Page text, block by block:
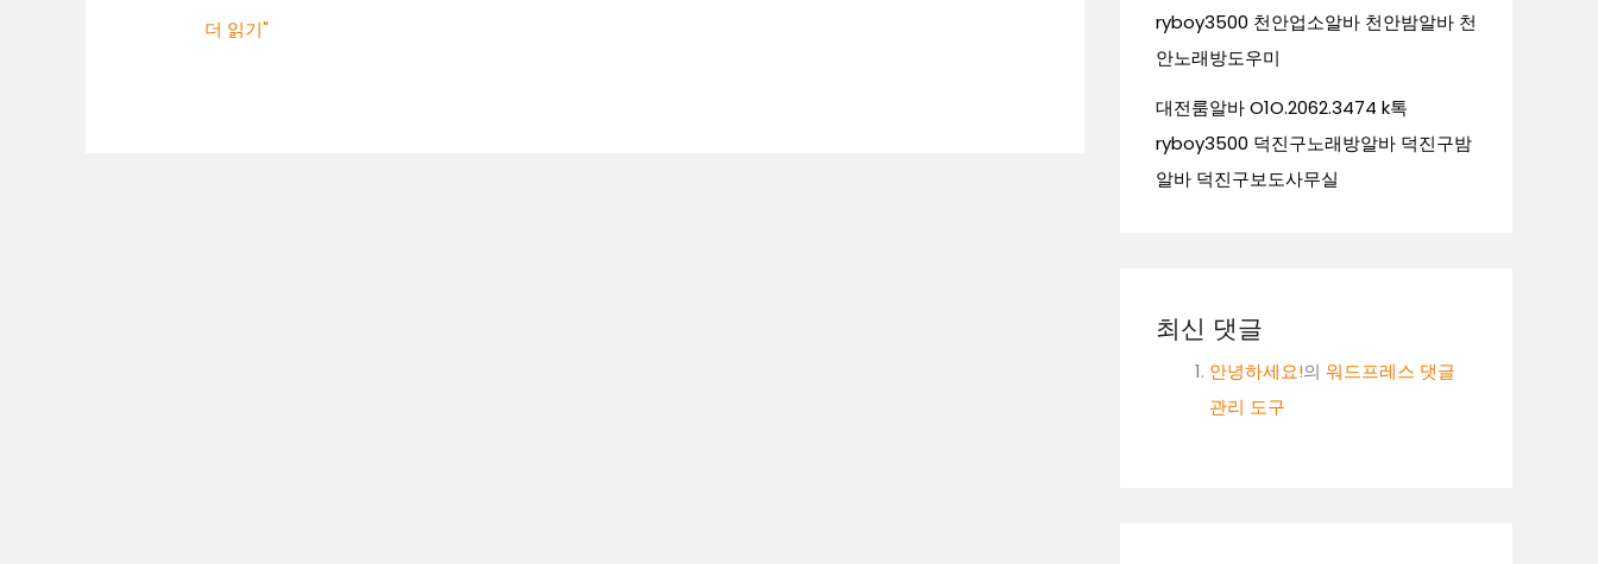
원
더 읽기"
ryboy3500 천안업소알바 천안밤알바 천
안노래방도우미
대전룸알바 O1O.2062.3474 k톡
ryboy3500 덕진구노래방알바 덕진구밤
알바 덕진구보도사무실
최신 댓글
안녕하세요!의 워드프레스 댓글
관리 도구